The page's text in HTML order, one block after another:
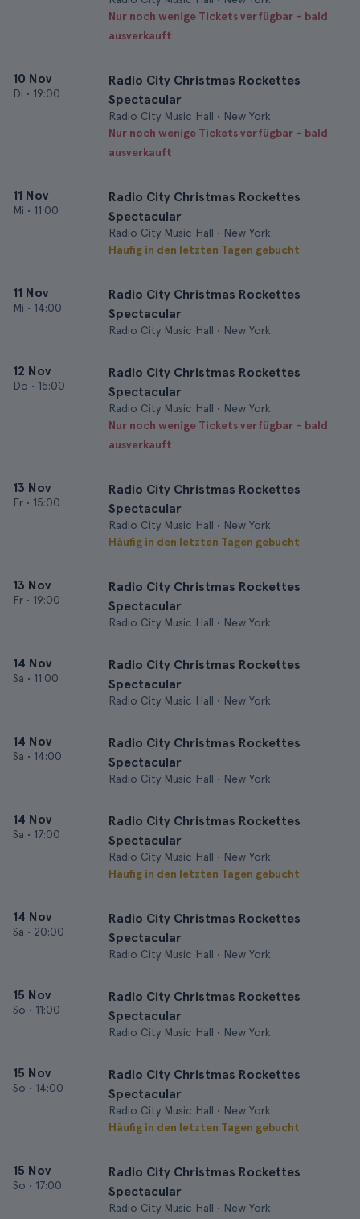
Nur noch wenige Tickets verfügbar – bald
ausverkauft
10 Nov
Di • 19:00
Radio City Christmas Rockettes
Spectacular
Radio City Music Hall • New York
Nur noch wenige Tickets verfügbar – bald
ausverkauft
11 Nov
Mi • 11:00
Radio City Christmas Rockettes
Spectacular
Radio City Music Hall • New York
Häufig in den letzten Tagen gebucht
11 Nov
Mi • 14:00
Radio City Christmas Rockettes
Spectacular
Radio City Music Hall • New York
12 Nov
Do • 15:00
Radio City Christmas Rockettes
Spectacular
Radio City Music Hall • New York
Nur noch wenige Tickets verfügbar – bald
ausverkauft
13 Nov
Fr • 15:00
Radio City Christmas Rockettes
Spectacular
Radio City Music Hall • New York
Häufig in den letzten Tagen gebucht
13 Nov
Fr • 19:00
Radio City Christmas Rockettes
Spectacular
Radio City Music Hall • New York
14 Nov
Sa • 11:00
Radio City Christmas Rockettes
Spectacular
Radio City Music Hall • New York
14 Nov
Sa • 14:00
Radio City Christmas Rockettes
Spectacular
Radio City Music Hall • New York
14 Nov
Sa • 17:00
Radio City Christmas Rockettes
Spectacular
Radio City Music Hall • New York
Häufig in den letzten Tagen gebucht
14 Nov
Sa • 20:00
Radio City Christmas Rockettes
Spectacular
Radio City Music Hall • New York
15 Nov
So • 11:00
Radio City Christmas Rockettes
Spectacular
Radio City Music Hall • New York
15 Nov
So • 14:00
Radio City Christmas Rockettes
Spectacular
Radio City Music Hall • New York
Häufig in den letzten Tagen gebucht
15 Nov
So • 17:00
Radio City Christmas Rockettes
Spectacular
Radio City Music Hall • New York